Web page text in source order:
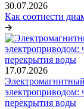
30.07.2026
Как соотнести
17.07.2026
электроприводом:
перекрытия воды